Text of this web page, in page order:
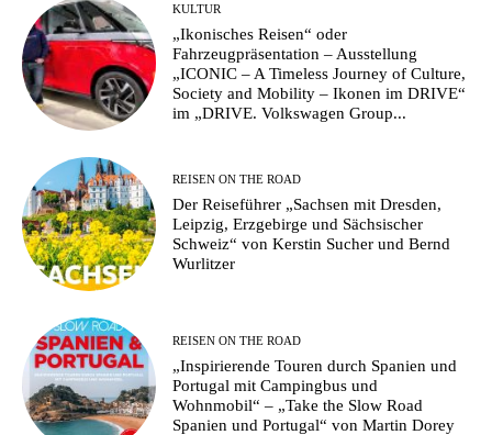
KULTUR
„Ikonisches Reisen“ oder
Fahrzeugpräsentation – Ausstellung
„ICONIC – A Timeless Journey of Culture,
Society and Mobility – Ikonen im DRIVE“
im „DRIVE. Volkswagen Group...
REISEN ON THE ROAD
Der Reiseführer „Sachsen mit Dresden,
Leipzig, Erzgebirge und Sächsischer
Schweiz“ von Kerstin Sucher und Bernd
Wurlitzer
REISEN ON THE ROAD
„Inspirierende Touren durch Spanien und
Portugal mit Campingbus und
Wohnmobil“ – „Take the Slow Road
Spanien und Portugal“ von Martin Dorey